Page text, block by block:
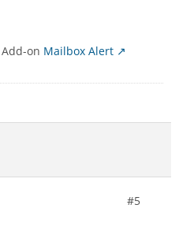
on Mailbox Alert
#5